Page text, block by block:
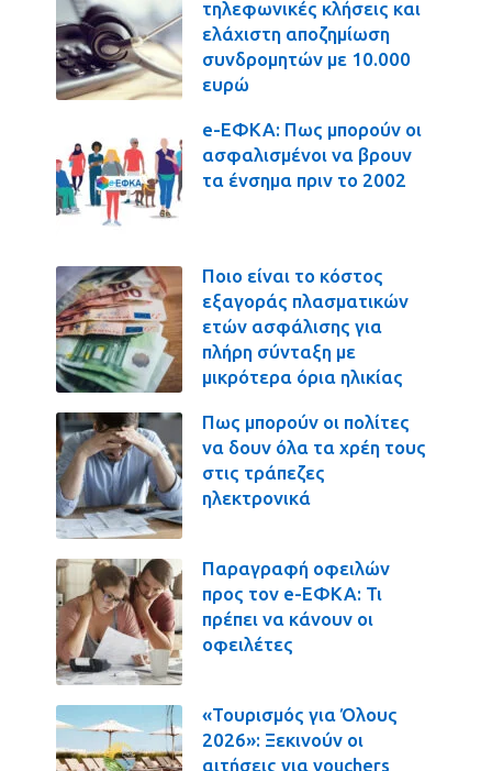
τηλεφωνικές κλήσεις και
ελάχιστη αποζημίωση
συνδρομητών με 10.000
ευρώ
e-ΕΦΚΑ: Πως μπορούν οι
ασφαλισμένοι να βρουν
τα ένσημα πριν το 2002
Ποιο είναι το κόστος
εξαγοράς πλασματικών
ετών ασφάλισης για
πλήρη σύνταξη με
μικρότερα όρια ηλικίας
Πως μπορούν οι πολίτες
να δουν όλα τα χρέη τους
στις τράπεζες
ηλεκτρονικά
Παραγραφή οφειλών
προς τον e-ΕΦΚΑ: Τι
πρέπει να κάνουν οι
οφειλέτες
«Τουρισμός για Όλους
2026»: Ξεκινούν οι
αιτήσεις για vouchers